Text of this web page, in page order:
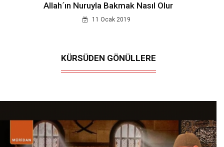
Allah´ın Nuruyla Bakmak Nasıl Olur
11 Ocak 2019
KÜRSÜDEN GÖNÜLLERE